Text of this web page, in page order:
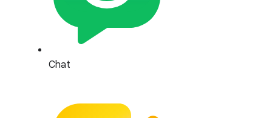
Chat